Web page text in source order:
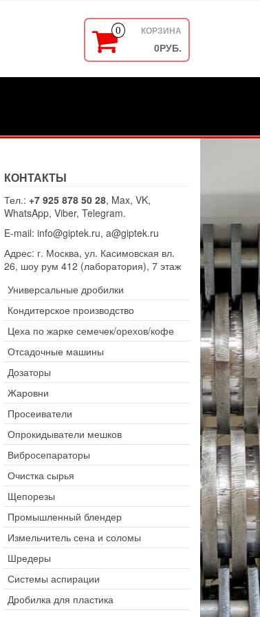
0 КОРЗИНА
0РУБ.
КОНТАКТЫ
Тел.: +7 925 878 50 28, Max, VK,
WhatsApp, Viber, Telegram.
E-mail: info@giptek.ru, a@giptek.ru
Адрес: г. Москва, ул. Касимовская вл.
26, шоу рум 412 (лаборатория), 7 этаж
Универсальные дробилки
Кондитерское производство
Цеха по жарке семечек/орехов/кофе
Отсадочные машины
Дозаторы
Жаровни
Просеиватели
Опрокидыватели мешков
Вибросепараторы
Очистка сырья
Щепорезы
Промышленный блендер
Измельчитель сена и соломы
Шредеры
Системы аспирации
Дробилка для пластика